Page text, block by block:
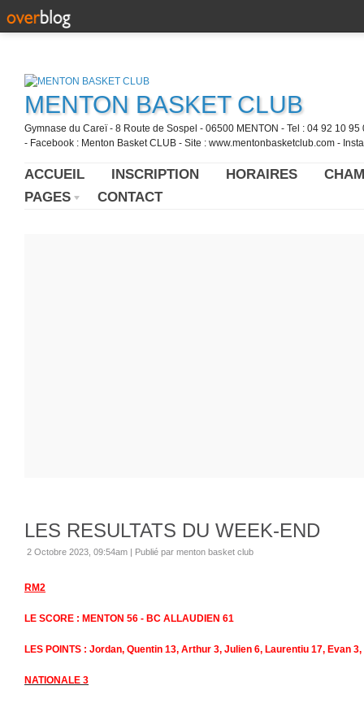
MENTON BASKET CLUB
Gymnase du Careï - 8 Route de Sospel - 06500 MENTON - Tel : 04 92 10
- Facebook : Menton Basket CLUB - Site : www.mentonbasketclub.com -
ACCUEIL INSCRIPTION HORAIRES
PAGES
CONTACT
LES RESULTATS DU WEEK-END
2 Octobre 2023, 09:54am | Publié par menton basket club
RM2
LE SCORE : MENTON 56 - BC ALLAUDIEN 61
LES POINTS : Jordan, Quentin 13, Arthur 3, Julien 6, Laurentiu 17, Evan
NATIONALE 3